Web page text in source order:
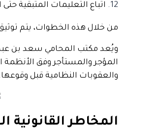
اتباع التعليمات المتبقية حتى
من خلال هذه الخطوات، يتم
ويُعد مكتب المحامي سعد بن
المؤجر والمستأجر وفق
والعقوبات النظامية قبل
المخاطر القانونية